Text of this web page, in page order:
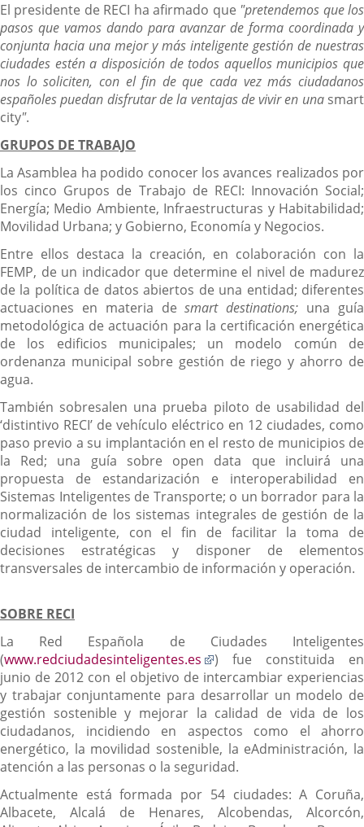
El presidente de RECI ha afirmado que "pretendemos que los
pasos que vamos dando para avanzar de forma coordinada y
conjunta hacia una mejor y más inteligente gestión de nuestras
ciudades estén a disposición de todos aquellos municipios que
nos lo soliciten, con el fin de que cada vez más ciudadanos
españoles puedan disfrutar de la ventajas de vivir en una smart
city".
GRUPOS DE TRABAJO
La Asamblea ha podido conocer los avances realizados por
los cinco Grupos de Trabajo de RECI: Innovación Social;
Energía; Medio Ambiente, Infraestructuras y Habitabilidad;
Movilidad Urbana; y Gobierno, Economía y Negocios.
Entre ellos destaca la creación, en colaboración con la
FEMP, de un indicador que determine el nivel de madurez
de la política de datos abiertos de una entidad; diferentes
actuaciones en materia desmart destinations; una guía
metodológica de actuación para la certificación energética
de los edificios municipales; un modelo común de
ordenanza municipal sobre gestión de riego y ahorro de
agua.
También sobresalen una prueba piloto de usabilidad del
‘distintivo RECI’ de vehículo eléctrico en 12 ciudades, como
paso previo a su implantación en el resto de municipios de
la Red; una guía sobre open data que incluirá una
propuesta de estandarización e interoperabilidad en
Sistemas Inteligentes de Transporte; o un borrador para la
normalización de los sistemas integrales de gestión de la
ciudad inteligente, con el fin de facilitar la toma de
decisiones estratégicas y disponer de elementos
transversales de intercambio de información y operación.
SOBRE RECI
La Red Española de Ciudades Inteligentes
(www.redciudadesinteligentes.es
Enlace
a
una
aplicación
externa.
) fue constituida en
junio de 2012 con el objetivo de intercambiar experiencias
y trabajar conjuntamente para desarrollar un modelo de
gestión sostenible y mejorar la calidad de vida de los
ciudadanos, incidiendo en aspectos como el ahorro
energético, la movilidad sostenible, la eAdministración, la
atención a las personas o la seguridad.
Actualmente está formada por 54 ciudades: A Coruña,
Albacete, Alcalá de Henares, Alcobendas, Alcorcón,